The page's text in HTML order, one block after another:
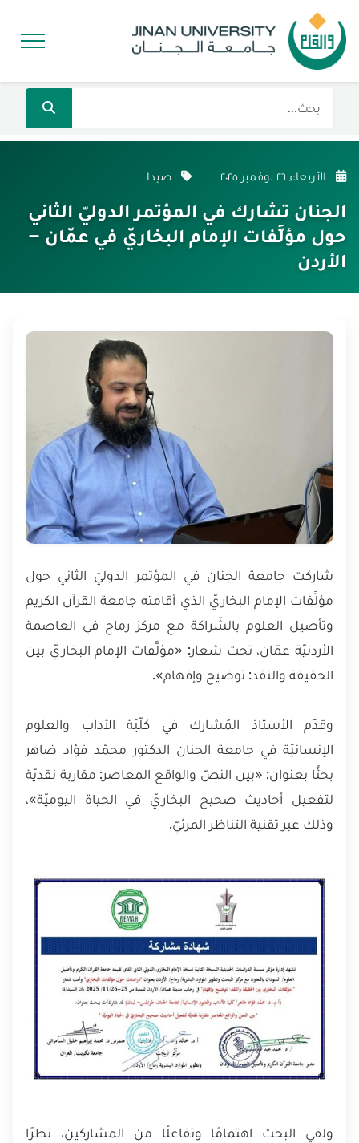
الأربعاء ٢٦ نوفمبر ٢٠٢٥ صيدا
الجنان تشارك في المؤتمر الدوليّ الثاني
حول مؤلَّفات الإمام البخاريّ في عمّان –
الأردن
شاركت جامعة الجنان في المؤتمر الدوليّ الثاني حول
مؤلَّفات الإمام البخاريّ الذي أقامته جامعة القرآن الكريم
وتأصيل العلوم بالشّراكة مع مركز رماح في العاصمة
الأردنيّة عمّان، تحت شعار: «مؤلَّفات الإمام البخاريّ بين
الحقيقة والنقد: توضيح وإفهام».
وقدّم الأستاذ المُشارك في كلّيّة الآداب والعلوم
الإنسانيّة في جامعة الجنان الدكتور محمّد فؤاد ضاهر
بحثًا بعنوان: «بين النصّ والواقع المعاصر: مقاربة نقديّة
لتفعيل أحاديث صحيح البخاريّ في الحياة اليوميّة»،
وذلك عبر تقنية التناظر المرئيّ.
ولقي البحث اهتمامًا وتفاعلًا من المشاركين، نظرًا